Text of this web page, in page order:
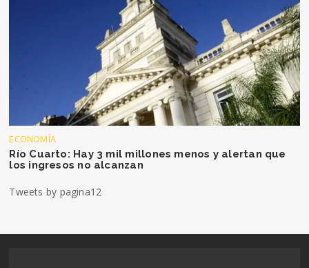
ECONOMÍA
Río Cuarto: Hay 3 mil millones menos y alertan que
los ingresos no alcanzan
Tweets by pagina12